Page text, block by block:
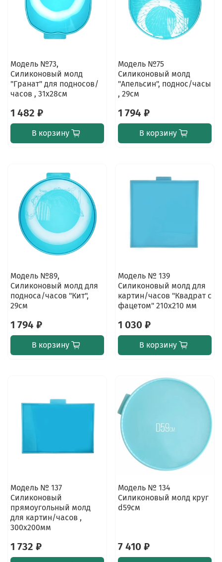
Модель №73,
Силиконовый молд
"Гранат" для подносов/
часов , 31х28см
1 482 ₽
В корзину
Модель №75
Силиконовый молд
"Апельсин", поднос/часы
, 29см
1 794 ₽
В корзину
Модель №89,
Силиконовый молд для
подноса/часов "Кит",
29см
1 794 ₽
В корзину
Модель № 139
Силиконовый молд для
картин/часов "Квадрат с
фацетом" 210х210 мм
1 030 ₽
В корзину
Модель № 137
Силиконовый
прямоугольный молд
для картин/часов ,
300х200мм
1 732 ₽
Модель № 134
Силиконовый молд круг
d59см
7 410 ₽